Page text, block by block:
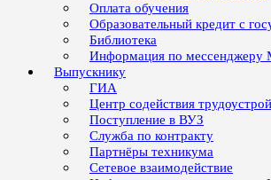
Оплата обучения
Образовательный кредит с
Библиотека
Информация по мессенджеру
Выпускнику
ГИА
Центр содействия
Поступление в ВУЗ
Служба по контракту
Партнёры техникума
Сетевое взаимодействие